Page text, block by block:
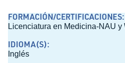
FORMACIÓN/CERTIFICACIONES:
Licenciatura en Medicina-NAU y
IDIOMA(S):
Inglés